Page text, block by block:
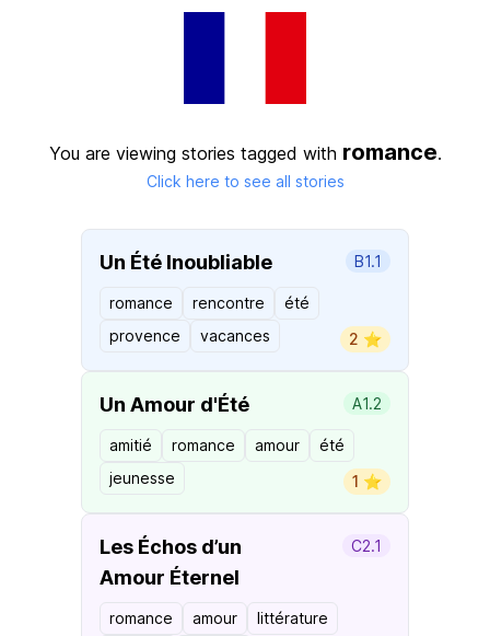
You are viewing stories tagged with romance.
Click here to see all stories
Un Été Inoubliable B1.1
romance rencontre
été
provence
vacances 2 ⭐️
Un Amour d'Été A1.2
amitié romance amour
été
jeunesse
1 ⭐️
Les Échos d’un
Amour Éternel
C2.1
romance amour littérature